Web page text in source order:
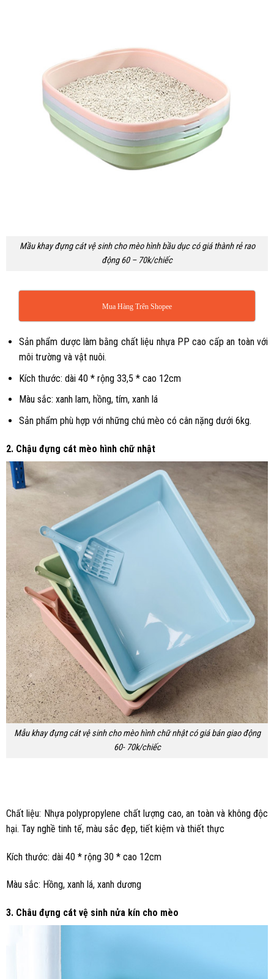
Mầu khay đựng cát vệ sinh cho mèo hình bầu dục có giá thành rẻ rao
động 60 – 70k/chiếc
Mua Hàng Trên Shopee
Sản phẩm dược làm bằng chất liệu nhựa PP cao cấp an toàn với
môi trường và vật nuôi.
Kích thước: dài 40 * rộng 33,5 * cao 12cm
Màu sắc: xanh lam, hồng, tím, xanh lá
Sản phẩm phù hợp với những chú mèo có cân nặng dưới 6kg.
2. Chậu đựng cát mèo hình chữ nhật
Mẫu khay đựng cát vệ sinh cho mèo hình chữ nhật có giá bán giao động
60- 70k/chiếc
Chất liệu: Nhựa polypropylene chất lượng cao, an toàn và không độc
hại. Tay nghề tinh tế, màu sắc đẹp, tiết kiệm và thiết thực
Kích thước: dài 40 * rộng 30 * cao 12cm
Màu sắc: Hồng, xanh lá, xanh dương
3. Châu đựng cát vệ sinh nửa kín cho mèo